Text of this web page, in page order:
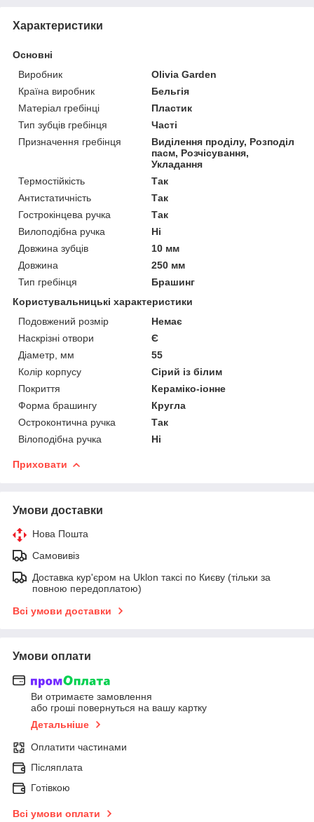
Характеристики
Основні
Виробник
Olivia Garden
Країна виробник
Бельгія
Матеріал гребінці
Пластик
Тип зубців гребінця
Часті
Призначення гребінця
Виділення проділу, Розподіл
пасм, Розчісування,
Укладання
Термостійкість
Так
Антистатичність
Так
Гострокінцева ручка
Так
Вилоподібна ручка
Ні
Довжина зубців
10 мм
Довжина
250 мм
Тип гребінця
Брашинг
Користувальницькі характеристики
Подовжений розмір
Немає
Наскрізні отвори
Є
Діаметр, мм
55
Колір корпусу
Сірий із білим
Покриття
Кераміко-іонне
Форма брашингу
Кругла
Остроконтична ручка
Так
Вілоподібна ручка
Ні
Приховати
Умови доставки
Нова Пошта
Самовивіз
Доставка кур'єром на Uklon таксі по Києву (тільки за
повною передоплатою)
Всі умови доставки
Умови оплати
Ви отримаєте замовлення
або гроші повернуться на вашу картку
Детальніше
Оплатити частинами
Післяплата
Готівкою
Всі умови оплати